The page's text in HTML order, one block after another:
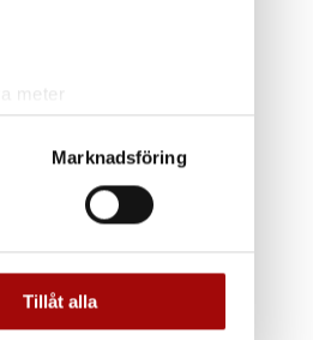
meter
. Du kan ändra
från din enhet
kombinera informationen
tjänster.
Marknadsföring
Tillåt alla